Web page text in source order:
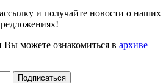
и получайте новости о наших
можете ознакомиться в архиве
Подписаться